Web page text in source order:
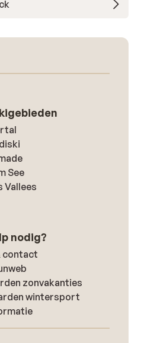
See
Vallees
nodig?
contact
zonvakanties
wintersport